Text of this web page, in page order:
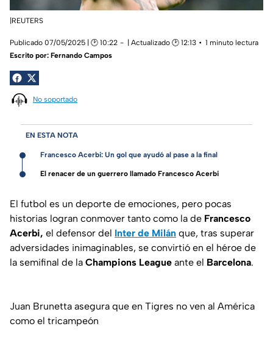
|REUTERS
Publicado 07/05/2025 | 🕑 10:22 | Actualizado 🕑 12:13
1 minuto lectura
Escrito por: Fernando Campos
No soportado
EN ESTA NOTA
Francesco Acerbi: Un gol que ayudó al pase a la final
El renacer de un guerrero llamado Francesco Acerbi
El futbol es un deporte de emociones, pero pocas
historias logran conmover tanto como la de Francesco
Acerbi, el defensor del Inter de Milán que, tras superar
adversidades inimaginables, se convirtió en el héroe de
la semifinal de la Champions League ante el Barcelona.
Juan Brunetta asegura que en Tigres no ven al América
como el tricampeón